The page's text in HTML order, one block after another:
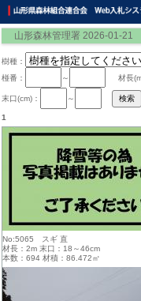
山形森林管理署 2026-01-21
樹種：
椪番：
～ 材長
末口(cm)： ～
1
No:5065 スギ 直
材長：2m 末口：18～46cm
本数：694 材積：86.472㎥